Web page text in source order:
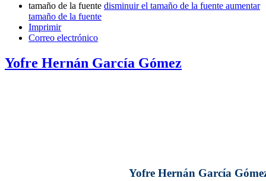
tamaño de la fuente disminuir el tamaño de la fuente aumentar
tamaño de la fuente
Imprimir
Correo electrónico
Yofre Hernán García Gómez
Yofre Hernán García